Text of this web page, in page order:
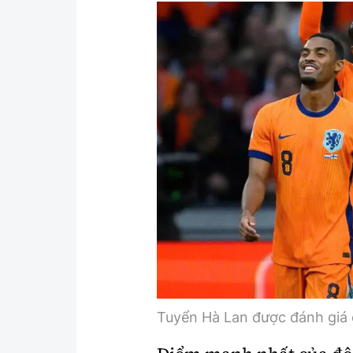
Lao động - Công đoàn
Showbiz
Điện ảnh
Âm nhạc
Thời sự Quốc tế
Thế giới giao thông
Đi ++
Du lịch
Khám phá
Lối sống
Ẩm thực
Tuyển Hà Lan được đánh